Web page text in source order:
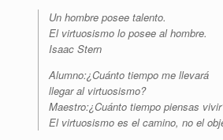
Un hombre posee talento.
El virtuosismo lo posee al hombre.
Isaac Stern
Alumno:¿Cuánto tiempo me llevará
llegar al virtuosismo?
Maestro:¿Cuánto tiempo piensas
El virtuosismo es el camino, no el